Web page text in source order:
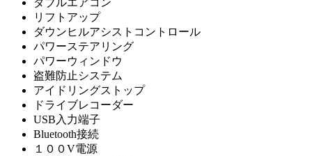
ダブルエアコン
リフトアップ
ダウンヒルアシストコントロール
パワーステアリング
パワーウィンドウ
盗難防止システム
アイドリングストップ
ドライブレコーダー
USB入力端子
Bluetooth接続
１００V電源